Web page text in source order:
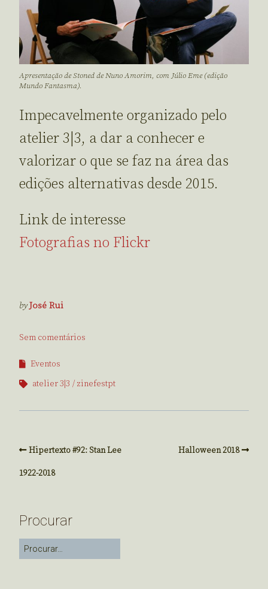
Apresentação de Stoned de Nuno Amorim, com Júlio Eme (edição
Mundo Fantasma).
Impecavelmente organizado pelo
atelier 3|3, a dar a conhecer e
valorizar o que se faz na área das
edições alternativas desde 2015.
Link de interesse
Fotografias no Flickr
byJosé Rui
Sem comentários
Eventos
atelier 3|3
zinefestpt
Hipertexto #92: Stan Lee
1922-2018
Halloween 2018
Procurar